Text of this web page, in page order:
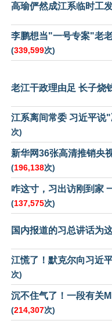
高瑜俨然成江系临时工
李鹏想当"一号专案"老
(339,599次)
老江干政理由足 长子烧
江系离间常委 习近平说
次)
新华网36张高清推销央
(196,138次)
咋这寸，习出访刚到家
(137,575次)
国内报道的习总讲话为
江慌了！默克尔向习近
次)
沉不住气了！一段有关
(214,307次)